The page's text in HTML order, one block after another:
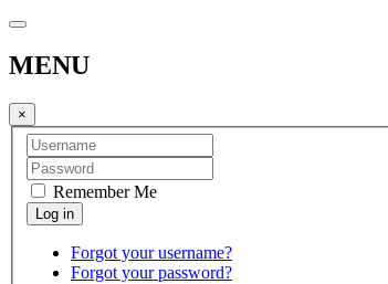
MENU
×
Remember Me
Forgot your username?
Forgot your password?